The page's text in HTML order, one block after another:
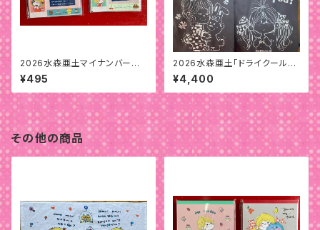
2026水森亜土マイナンバーカ
ードケース
¥495
2026水森亜土「ドライクールタ
ッチTシャツ」
¥4,400
その他の商品